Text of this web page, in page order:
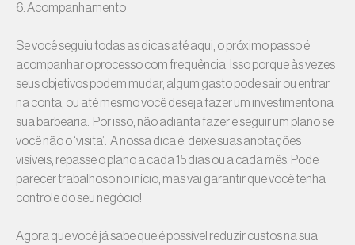
6. Acompanhamento
Se você seguiu todas as dicas até aqui, o próximo passo é
acompanhar o processo com frequência. Isso porque às vezes
seus objetivos podem mudar, algum gasto pode sair ou entrar
na conta, ou até mesmo você deseja fazer um investimento na
sua barbearia. Por isso, não adianta fazer e seguir um plano se
você não o ‘visita’. A nossa dica é: deixe suas anotações
visíveis, repasse o plano a cada 15 dias ou a cada mês. Pode
parecer trabalhoso no início, mas vai garantir que você tenha
controle do seu negócio!
Agora que você já sabe que é possível reduzir custos na sua